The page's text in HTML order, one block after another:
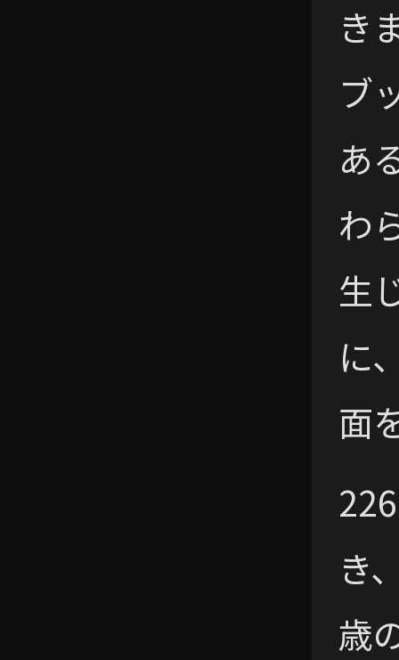
き
ブ
あ
わ
生
に
面
き
歳